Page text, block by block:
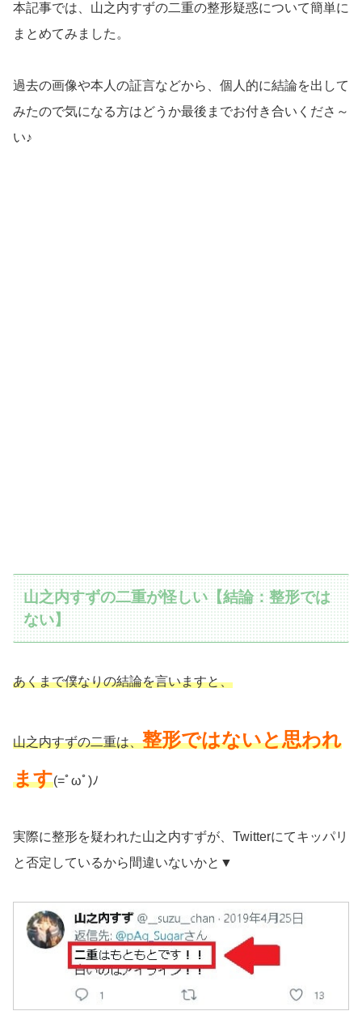
本記事では、山之内すずの二重の整形疑惑について簡単に
まとめてみました。
過去の画像や本人の証言などから、個人的に結論を出して
みたので気になる方はどうか最後までお付き合いくださ～
い♪
山之内すずの二重が怪しい【結論：整形では
ない】
あくまで僕なりの結論を言いますと、
山之内すずの二重は、整形ではないと思われ
ます(=ﾟωﾟ)ﾉ
実際に整形を疑われた山之内すずが、Twitterにてキッパリ
と否定しているから間違いないかと▼